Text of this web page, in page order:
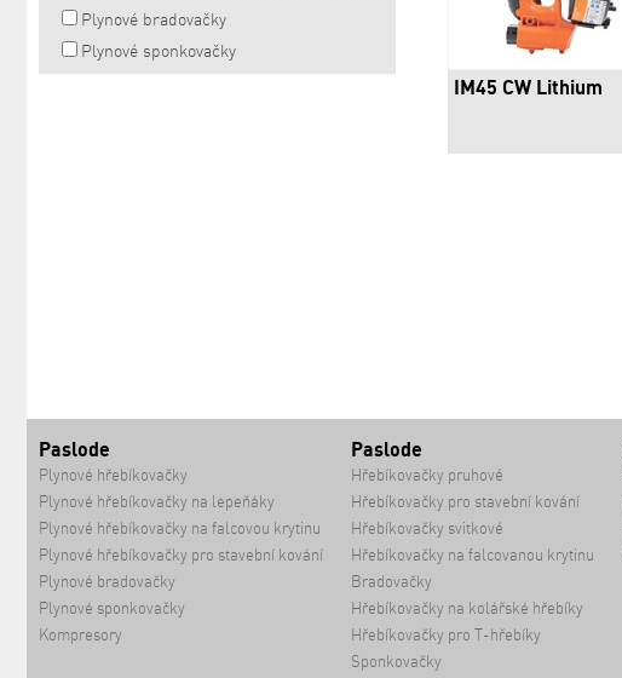
Plynové bradovačky
Plynové sponkovačky
IM45 CW Lithium
Paslode
Plynové hřebíkovačky
Plynové hřebíkovačky na lepeňáky
Plynové hřebíkovačky na falcovou krytinu
Plynové hřebíkovačky pro stavební kování
Plynové bradovačky
Plynové sponkovačky
Kompresory
Paslode
Hřebíkovačky pruhové
Hřebíkovačky pro stavební kování
Hřebíkovačky svitkové
Hřebíkovačky na falcovanou krytinu
Bradovačky
Hřebíkovačky na kolářské hřebíky
Hřebíkovačky pro T-hřebíky
Sponkovačky